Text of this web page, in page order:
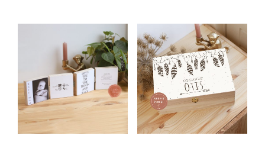
meerdere
variaties.
Deze
optie
kan
gekozen
worden
op
Deze
op
de